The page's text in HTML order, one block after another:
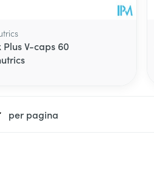
Plus V-caps 60
per pagina